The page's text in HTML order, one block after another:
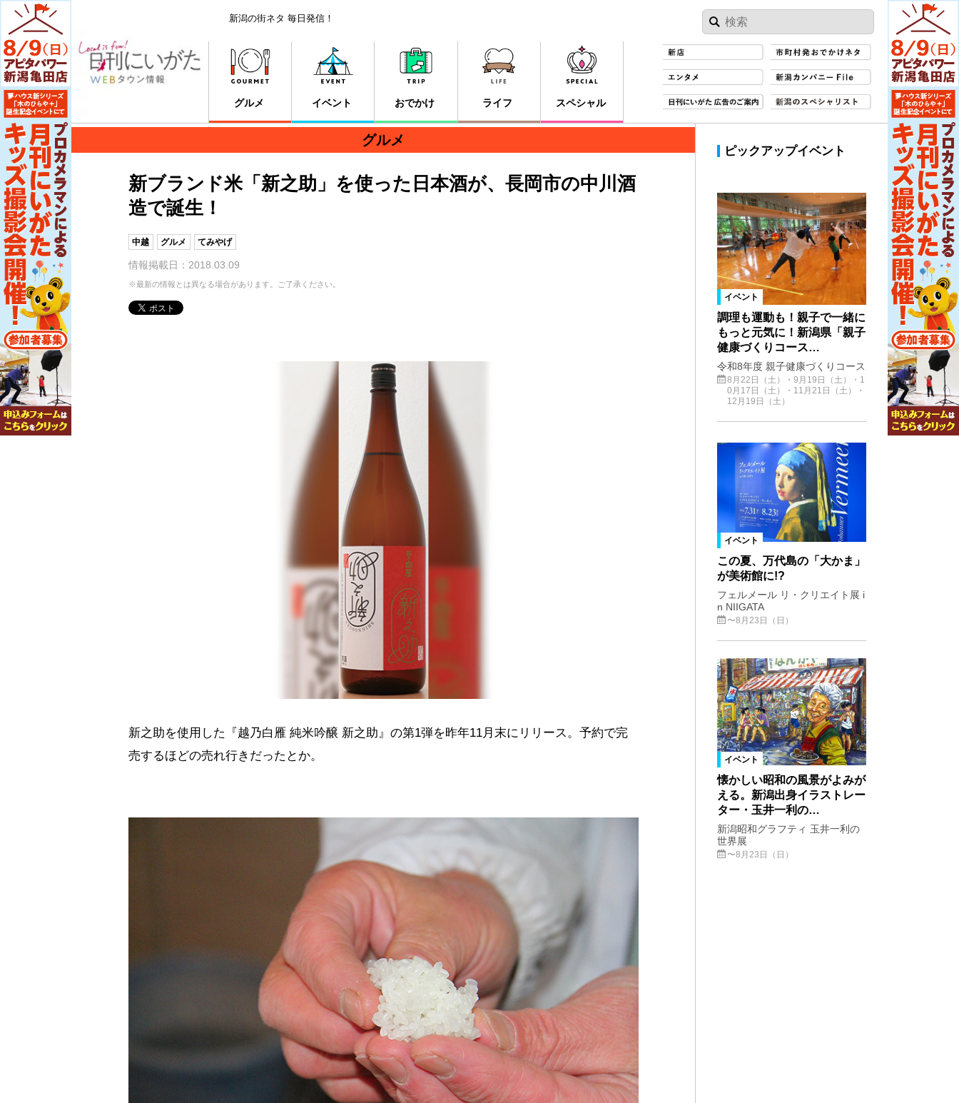
新潟の街ネタ 毎日発信！
グルメ イベント おでかけ ライフ スペシャル
グルメ
新ブランド米「新之助」を使った日本酒が、長岡市の中川酒
造で誕生！
中越 グルメ てみやげ
情報掲載日：2018.03.09
※最新の情報とは異なる場合があります。ご了承ください。
新之助を使用した『越乃白雁 純米吟醸 新之助』の第1弾を昨年11月末にリリース。予約で完
売するほどの売れ行きだったとか。
ピックアップイベント
イベント
調理も運動も！親子で一緒に
もっと元気に！新潟県「親子
健康づくりコース…
令和8年度 親子健康づくりコース
8月22日（土）・9月19日（土）・1
0月17日（土）・11月21日（土）・
12月19日（土）
イベント
この夏、万代島の「大かま」
が美術館に!?
フェルメール リ・クリエイト展 i
n NIIGATA
〜8月23日（日）
イベント
懐かしい昭和の風景がよみが
える。新潟出身イラストレー
ター・玉井一利の…
新潟昭和グラフティ 玉井一利の
世界展
〜8月23日（日）